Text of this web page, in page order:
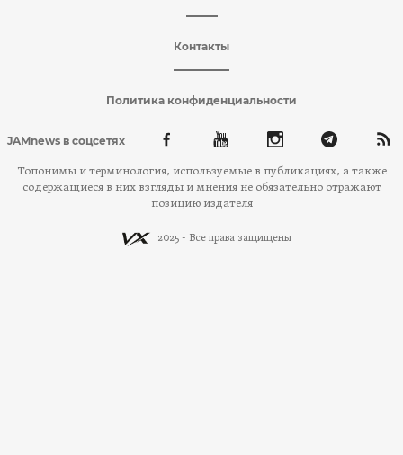
Контакты
Политика конфиденциальности
JAMnews в соцсетях
Топонимы и терминология, используемые в публикациях, а также
содержащиеся в них взгляды и мнения не обязательно отражают
позицию издателя
2025 - Все права защищены